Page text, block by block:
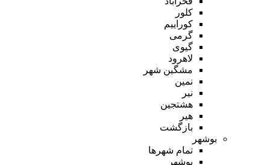
کلور
کوراییم
گرمی
گیوی
لاهرود
مشگین شهر
نمین
نیر
هشتجین
هیر
بازگشت
بوشهر
تمام شهر‌ها
بوشهر